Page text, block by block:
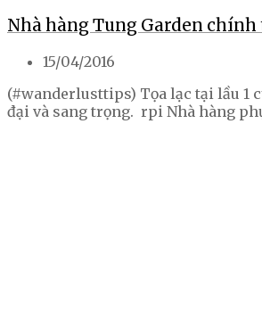
Nhà hàng Tung Garden
15/04/2016
(#wanderlusttips) Tọa lạc tại lầu 1
đại và sang trọng. rpi Nhà hàng